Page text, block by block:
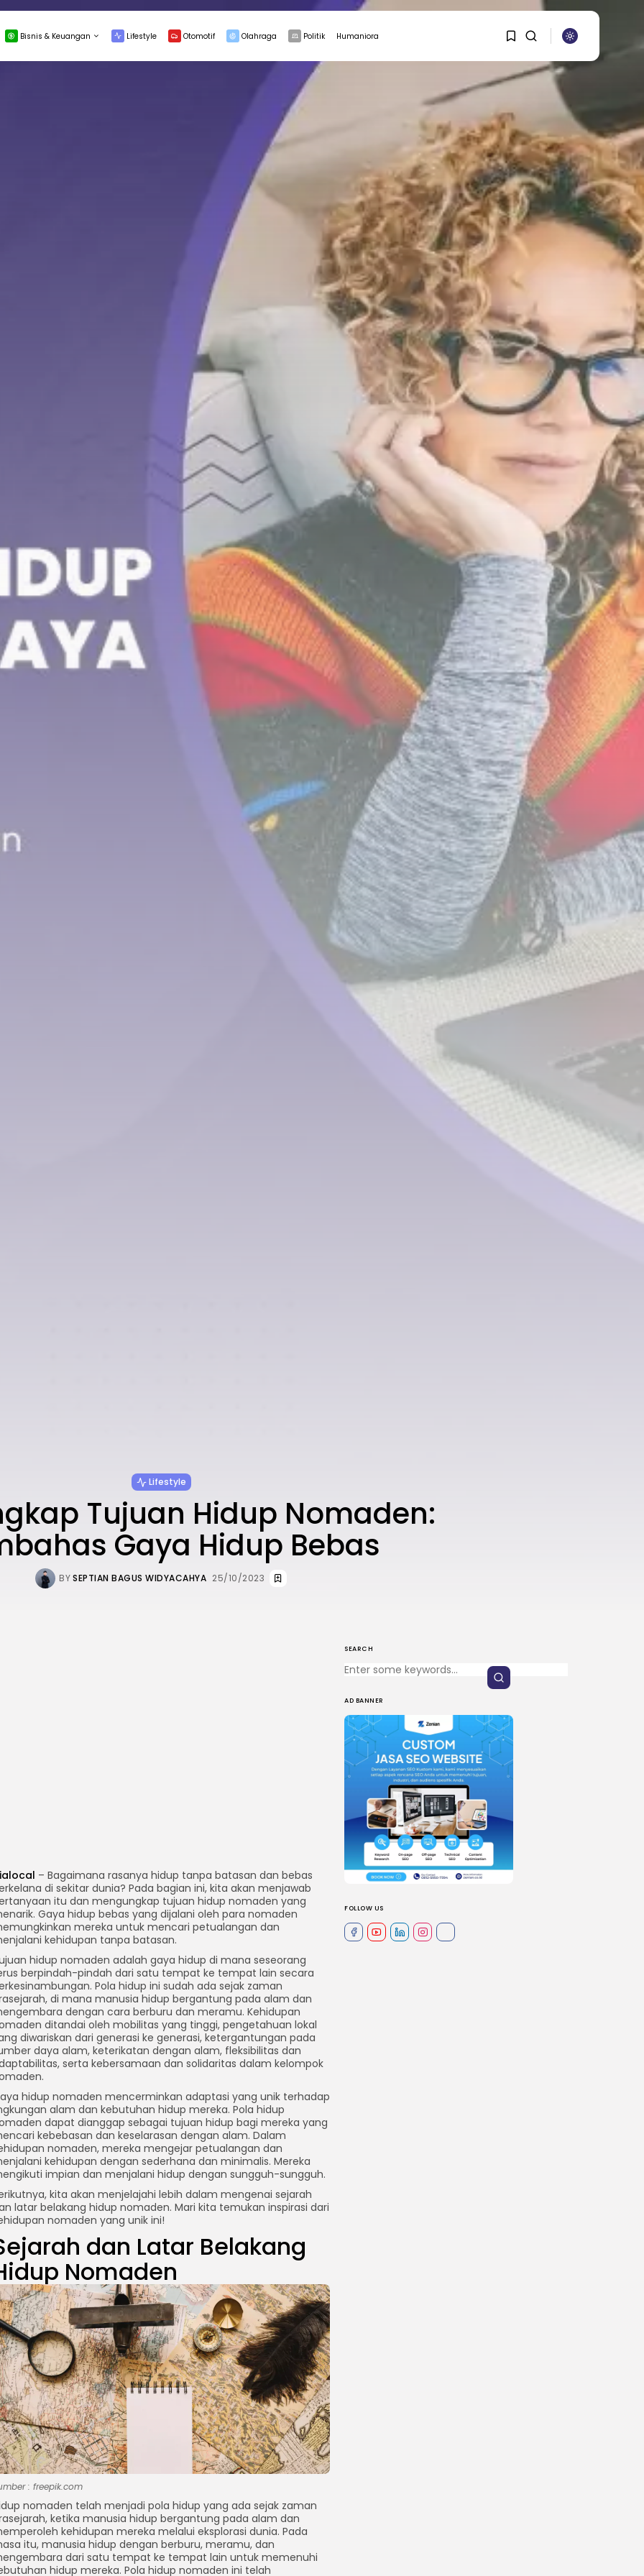
Bisnis & Keuangan Lifestyle Otomotif Olahraga Politik Humaniora
Sorry, you have no
bookmarks yet.
0
Lifestyle
Tujuan Hidup Nomaden:
Gaya Hidup Bebas
BYSEPTIAN BAGUS WIDYACAHYA 25/10/2023
SEARCH
AD BANNER
FOLLOW US
– Bagaimana rasanya hidup tanpa batasan dan bebas
di sekitar dunia? Pada bagian ini, kita akan menjawab
itu dan mengungkap tujuan hidup nomaden yang
Gaya hidup bebas yang dijalani oleh para nomaden
mereka untuk mencari petualangan dan
kehidupan tanpa batasan.
hidup nomaden adalah gaya hidup di mana seseorang
berpindah-pindah dari satu tempat ke tempat lain secara
Pola hidup ini sudah ada sejak zaman
di mana manusia hidup bergantung pada alam dan
dengan cara berburu dan meramu. Kehidupan
ditandai oleh mobilitas yang tinggi, pengetahuan lokal
diwariskan dari generasi ke generasi, ketergantungan pada
daya alam, keterikatan dengan alam, fleksibilitas dan
serta kebersamaan dan solidaritas dalam kelompok
hidup nomaden mencerminkan adaptasi yang unik terhadap
alam dan kebutuhan hidup mereka. Pola hidup
dapat dianggap sebagai tujuan hidup bagi mereka yang
kebebasan dan keselarasan dengan alam. Dalam
nomaden, mereka mengejar petualangan dan
kehidupan dengan sederhana dan minimalis. Mereka
impian dan menjalani hidup dengan sungguh-sungguh.
kita akan menjelajahi lebih dalam mengenai sejarah
latar belakang hidup nomaden. Mari kita temukan inspirasi dari
nomaden yang unik ini!
dan Latar Belakang
Nomaden
: freepik.com
nomaden telah menjadi pola hidup yang ada sejak zaman
ketika manusia hidup bergantung pada alam dan
kehidupan mereka melalui eksplorasi dunia. Pada
itu, manusia hidup dengan berburu, meramu, dan
dari satu tempat ke tempat lain untuk memenuhi
hidup mereka. Pola hidup nomaden ini telah